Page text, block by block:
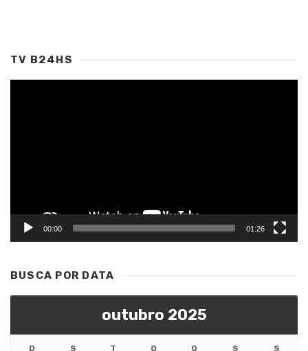
TV B24HS
00:00 01:26
BUSCA POR DATA
outubro 2025
D S T Q Q S S